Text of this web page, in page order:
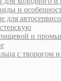
и
для
и
с творогом